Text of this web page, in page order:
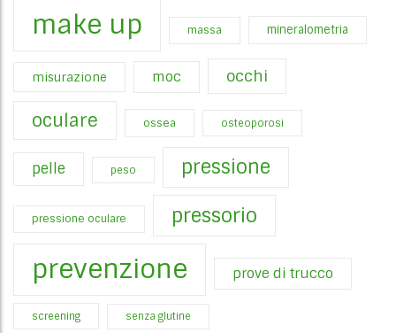
make up massa mineralometria
misurazione moc occhi
oculare ossea osteoporosi
pelle peso pressione
pressione oculare pressorio
prevenzione prove di trucco
screening senza glutine